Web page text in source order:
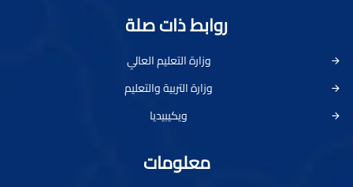
روابط ذات صلة
وزارة التعليم العالي
وزارة التربية والتعليم
ويكيبيديا
معلومات